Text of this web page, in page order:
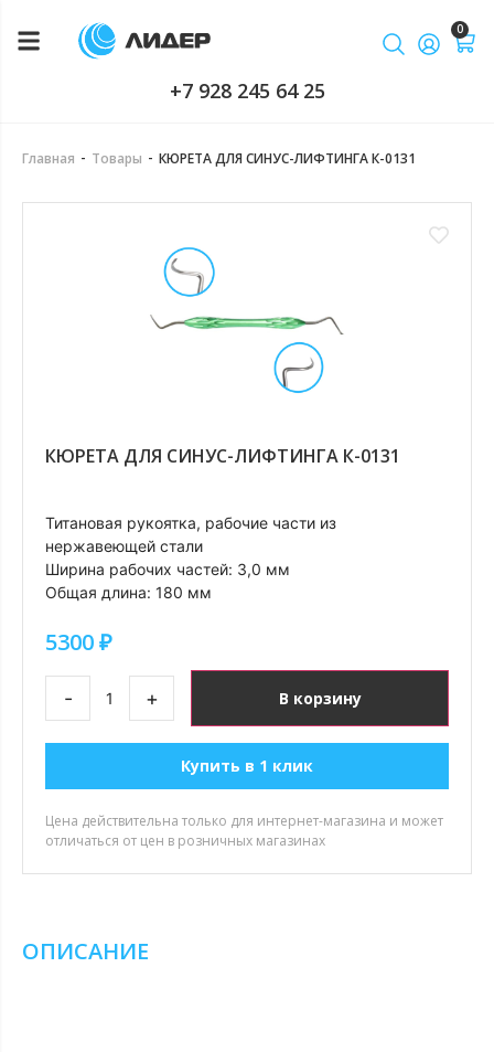
0
+7 928 245 64 25
Главная - Товары - КЮРЕТА ДЛЯ СИНУС-ЛИФТИНГА К-0131
КЮРЕТА ДЛЯ СИНУС-ЛИФТИНГА К-0131
Титановая рукоятка, рабочие части из
нержавеющей стали
Ширина рабочих частей: 3,0 мм
Общая длина: 180 мм
5300₽
- + В корзину
Купить в 1 клик
Цена действительна только для интернет-магазина и может
отличаться от цен в розничных магазинах
ОПИСАНИЕ